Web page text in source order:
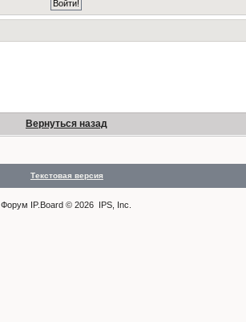
Вернуться назад
Текстовая версия
Форум IP.Board © 2026 IPS, Inc